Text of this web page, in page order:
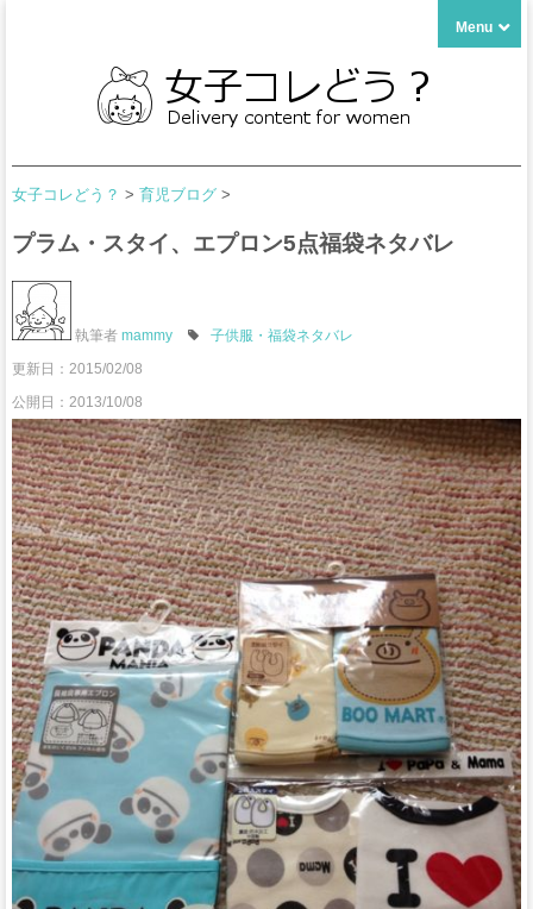
Menu
女子コレどう？ > 育児ブログ >
プラム・スタイ、エプロン5点福袋ネタバレ
執筆者 mammy
子供服・福袋ネタバレ
更新日： 2015/02/08
公開日：2013/10/08